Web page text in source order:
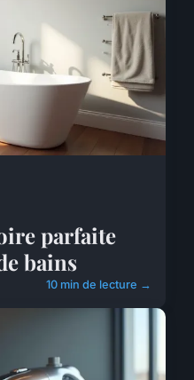
parfaite
bains
10 min de lecture →